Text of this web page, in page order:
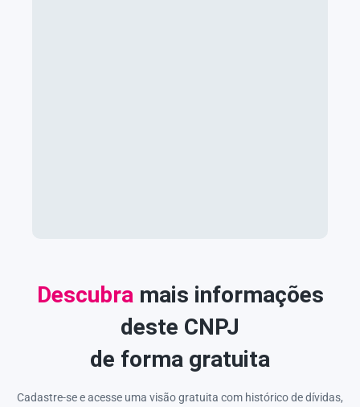
Descubramais informações
deste CNPJ
de forma gratuita
Cadastre-se e acesse uma visão gratuita com histórico de dívidas,